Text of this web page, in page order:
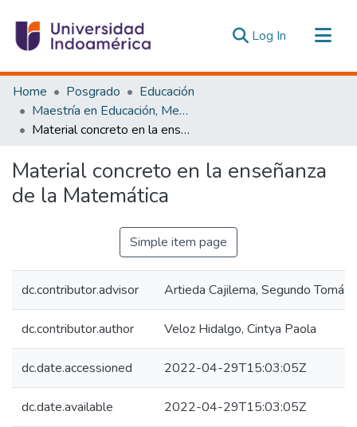
Log In (current)
Communities & Collections
All of DSpace
Statistics
Home Posgrado
Educación
Maestría en Educación, Mención Innovación y Liderazgo Educativo
Material concreto en la enseñanza de la Matemática
Material concreto en la enseñanza
de la Matemática
Simple item page
dc.contributor.advisor Artieda Cajilema, Segundo Tomás
dc.contributor.author Veloz Hidalgo, Cintya Paola
dc.date.accessioned 2022-04-29T15:03:05Z
dc.date.available 2022-04-29T15:03:05Z